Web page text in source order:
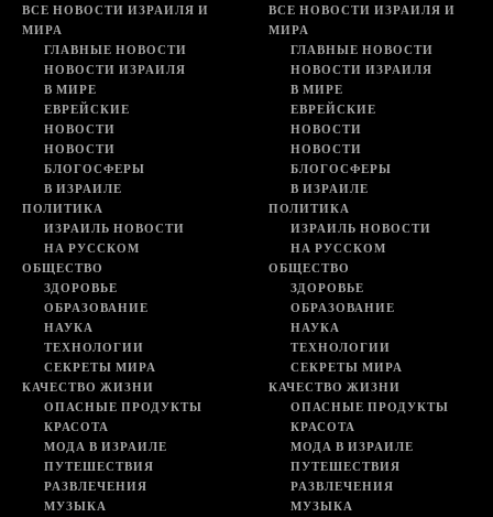
ВСЕ НОВОСТИ ИЗРАИЛЯ И
МИРА
ГЛАВНЫЕ НОВОСТИ
НОВОСТИ ИЗРАИЛЯ
В МИРЕ
ЕВРЕЙСКИЕ
НОВОСТИ
НОВОСТИ
БЛОГОСФЕРЫ
В ИЗРАИЛЕ
ПОЛИТИКА
ИЗРАИЛЬ НОВОСТИ
НА РУССКОМ
ОБЩЕСТВО
ЗДОРОВЬЕ
ОБРАЗОВАНИЕ
НАУКА
ТЕХНОЛОГИИ
СЕКРЕТЫ МИРА
КАЧЕСТВО ЖИЗНИ
ОПАСНЫЕ ПРОДУКТЫ
КРАСОТА
МОДА В ИЗРАИЛЕ
ПУТЕШЕСТВИЯ
РАЗВЛЕЧЕНИЯ
МУЗЫКА
ВСЕ НОВОСТИ ИЗРАИЛЯ И
МИРА
ГЛАВНЫЕ НОВОСТИ
НОВОСТИ ИЗРАИЛЯ
В МИРЕ
ЕВРЕЙСКИЕ
НОВОСТИ
НОВОСТИ
БЛОГОСФЕРЫ
В ИЗРАИЛЕ
ПОЛИТИКА
ИЗРАИЛЬ НОВОСТИ
НА РУССКОМ
ОБЩЕСТВО
ЗДОРОВЬЕ
ОБРАЗОВАНИЕ
НАУКА
ТЕХНОЛОГИИ
СЕКРЕТЫ МИРА
КАЧЕСТВО ЖИЗНИ
ОПАСНЫЕ ПРОДУКТЫ
КРАСОТА
МОДА В ИЗРАИЛЕ
ПУТЕШЕСТВИЯ
РАЗВЛЕЧЕНИЯ
МУЗЫКА